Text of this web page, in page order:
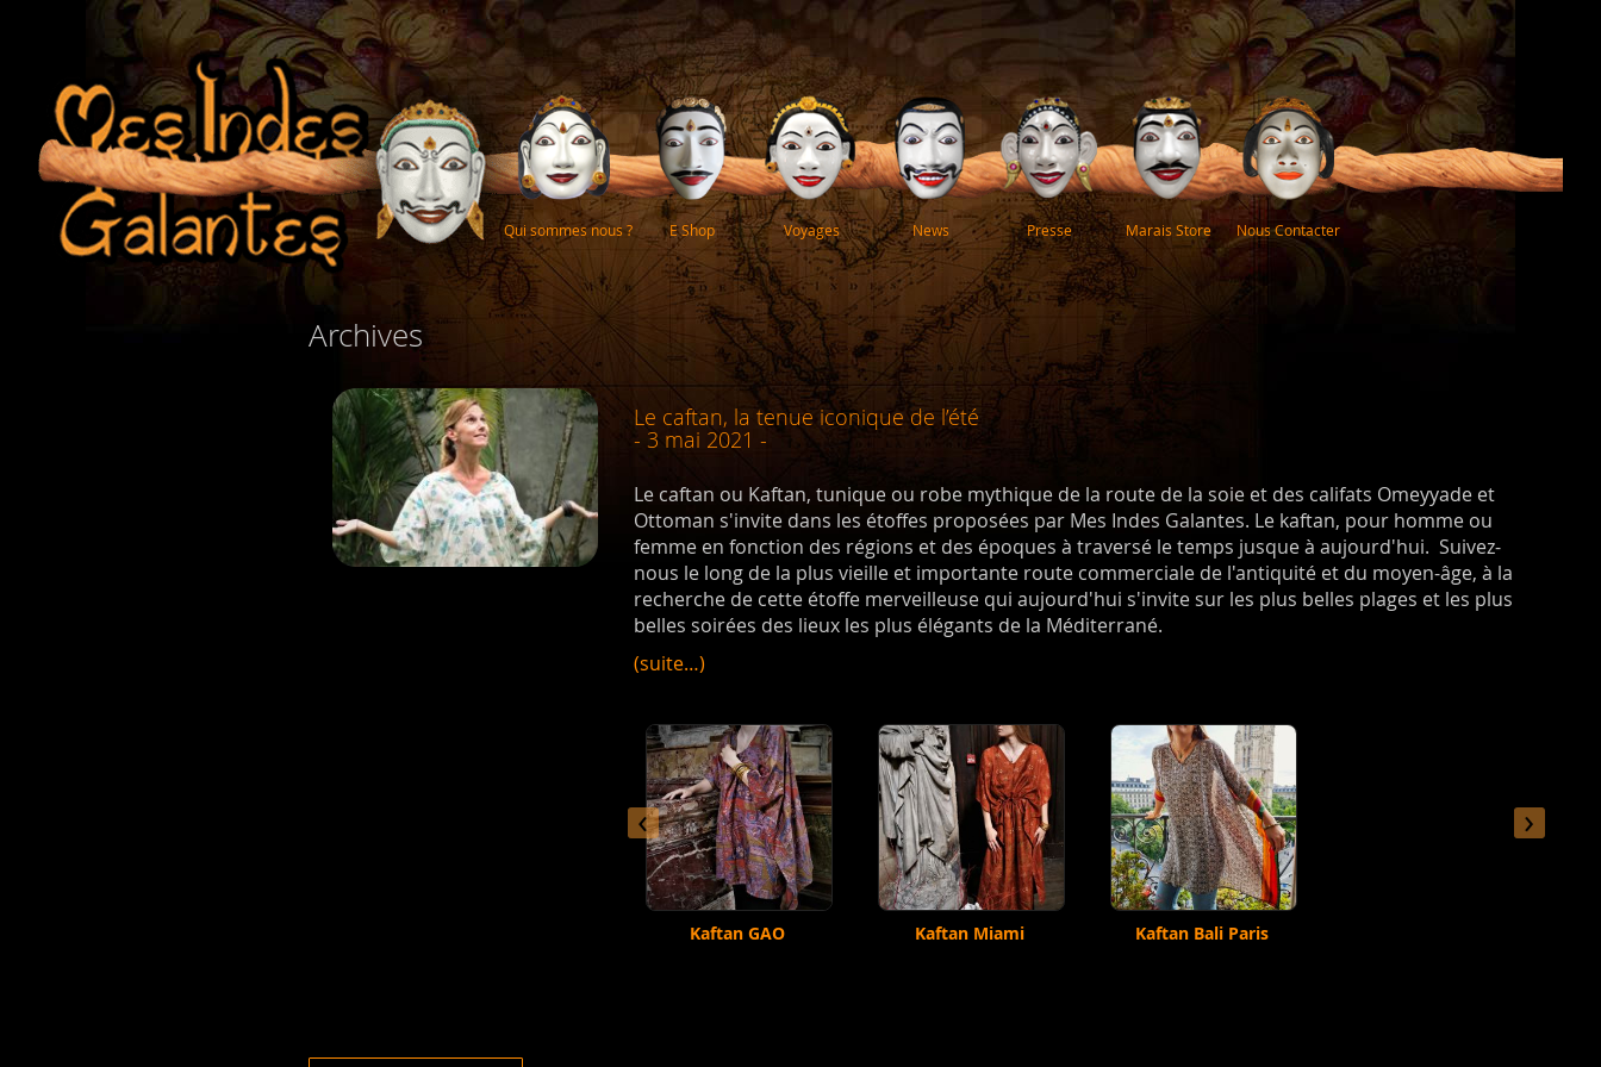
Qui sommes nous ? E Shop Voyages News Presse Marais Store Nous Contacter
Archives
Le caftan, la tenue iconique de l’été
- 3 mai 2021 -
Le caftan ou Kaftan, tunique ou robe mythique de la route de la soie et des califats Omeyyade et
Ottoman s'invite dans les étoffes proposées par Mes Indes Galantes. Le kaftan, pour homme ou
femme en fonction des régions et des époques à traversé le temps jusque à aujourd'hui. Suivez-
nous le long de la plus vieille et importante route commerciale de l'antiquité et du moyen-âge, à la
recherche de cette étoffe merveilleuse qui aujourd'hui s'invite sur les plus belles plages et les plus
belles soirées des lieux les plus élégants de la Méditerrané.
(suite…)
Kaftan GAO Kaftan Miami Kaftan Bali Paris
‹ ›